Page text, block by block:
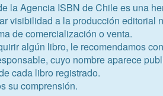
medio ambiente
la Agencia ISBN de Chile es una
visibilidad a la producción editorial
de comercialización o venta.
algún libro, le recomendamos
cuyo nombre aparece
cada libro registrado.
su comprensión.